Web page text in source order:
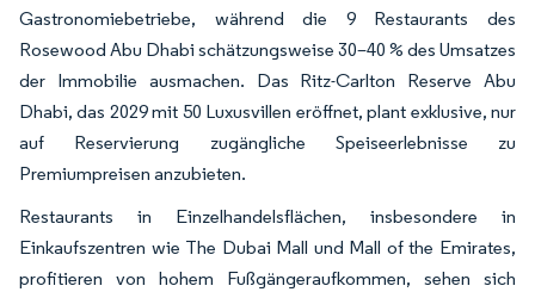
Gastronomiebetriebe, während die 9 Restaurants des
Rosewood Abu Dhabi schätzungsweise 30–40 % des Umsatzes
der Immobilie ausmachen. Das Ritz-Carlton Reserve Abu
Dhabi, das 2029 mit 50 Luxusvillen eröffnet, plant exklusive, nur
auf Reservierung zugängliche Speiseerlebnisse zu
Premiumpreisen anzubieten.
Restaurants in Einzelhandelsflächen, insbesondere in
Einkaufszentren wie The Dubai Mall und Mall of the Emirates,
profitieren von hohem Fußgängeraufkommen, sehen sich